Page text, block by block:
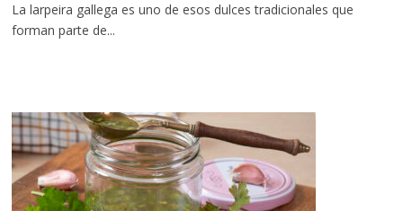
La larpeira gallega es uno de esos dulces tradicionales que
forman parte de...